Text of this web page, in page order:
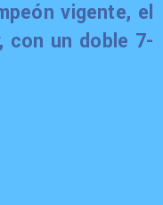
vigente, el
con un doble 7-